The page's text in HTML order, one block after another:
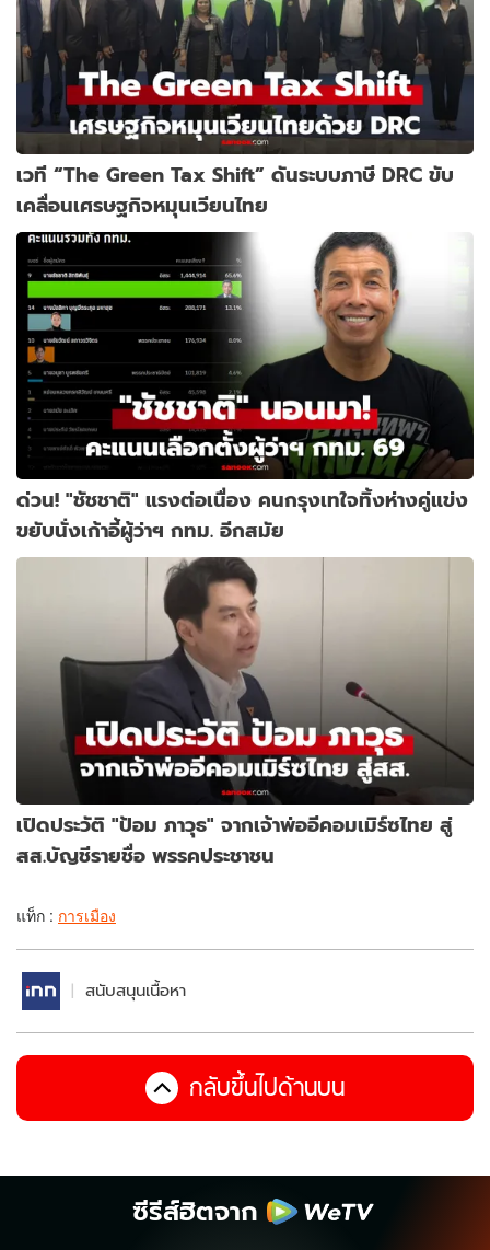
เวที “The Green Tax Shift” ดันระบบภาษี DRC ขับ
เคลื่อนเศรษฐกิจหมุนเวียนไทย
ด่วน! "ชัชชาติ" แรงต่อเนื่อง คนกรุงเทใจทิ้งห่างคู่แข่ง
ขยับนั่งเก้าอี้ผู้ว่าฯ กทม. อีกสมัย
เปิดประวัติ "ป้อม ภาวุธ" จากเจ้าพ่ออีคอมเมิร์ซไทย สู่
สส.บัญชีรายชื่อ พรรคประชาชน
แท็ก : การเมือง
สนับสนุนเนื้อหา
กลับขึ้นไปด้านบน
ซีรีส์ฮิตจาก